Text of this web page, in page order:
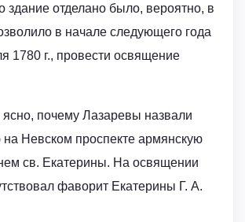
здание отделано было, вероятно, в
в начале следующего года
1780 г., провести освящение
почему Лазаревы назвали
на Невском проспекте армянскую
св. Екатерины. На освящении
фаворит Екатерины Г. А.